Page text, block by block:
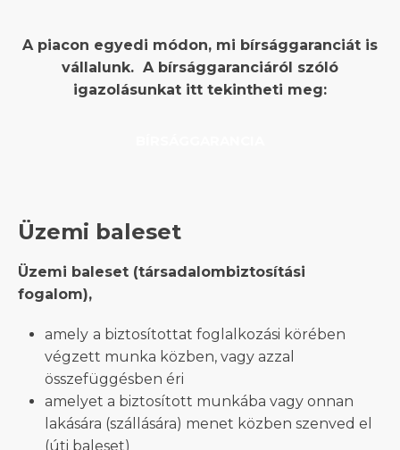
A piacon egyedi módon, mi bírsággaranciát is
vállalunk. A bírsággaranciáról szóló
igazolásunkat itt tekintheti meg:
Üzemi baleset
Üzemi baleset (társadalombiztosítási
fogalom),
amely a biztosítottat foglalkozási körében
végzett munka közben, vagy azzal
összefüggésben éri
amelyet a biztosított munkába vagy onnan
lakására (szállására) menet közben szenved el
(úti baleset)